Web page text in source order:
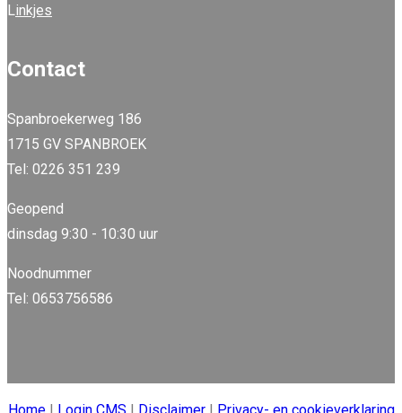
Linkjes
Contact
Spanbroekerweg 186
1715 GV SPANBROEK
Tel: 0226 351 239
Geopend
dinsdag 9:30 - 10:30 uur
Noodnummer
Tel: 0653756586
Home| Login CMS | Disclaimer| Privacy- en cookieverklaring